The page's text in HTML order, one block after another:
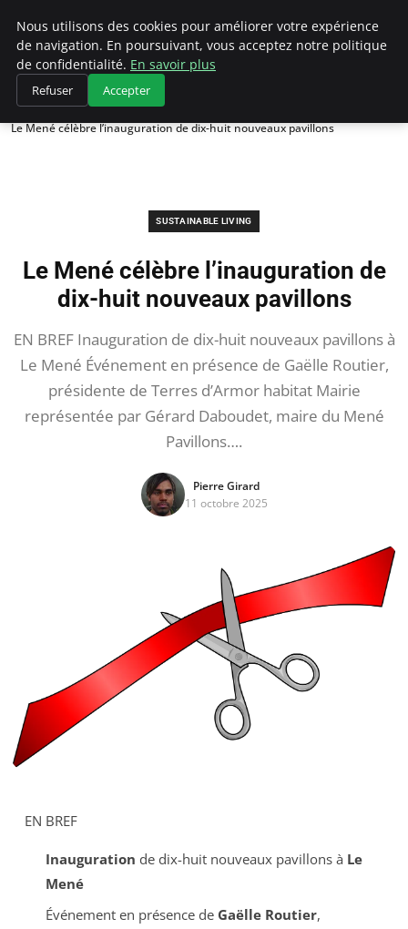
Climategatecountryclub.com
Accueil
Sustainable Living
Le Mené célèbre l’inauguration de dix-huit nouveaux pavillons
SUSTAINABLE LIVING
Le Mené célèbre l’inauguration de
dix-huit nouveaux pavillons
EN BREF Inauguration de dix-huit nouveaux pavillons à
Le Mené Événement en présence de Gaëlle Routier,
présidente de Terres d’Armor habitat Mairie
représentée par Gérard Daboudet, maire du Mené
Pavillons….
Pierre Girard
11 octobre 2025
EN BREF
Inauguration de dix-huit nouveaux pavillons à Le
Mené
Événement en présence de Gaëlle Routier,
Nous utilisons des cookies pour améliorer votre expérience
de navigation. En poursuivant, vous acceptez notre politique
de confidentialité. En savoir plus
Refuser Accepter